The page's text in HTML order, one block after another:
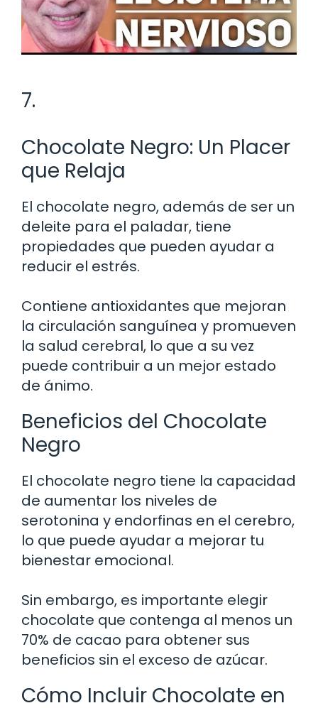
7.
Chocolate Negro: Un Placer
que Relaja
El chocolate negro, además de ser un
deleite para el paladar, tiene
propiedades que pueden ayudar a
reducir el estrés.
Contiene antioxidantes que mejoran
la circulación sanguínea y promueven
la salud cerebral, lo que a su vez
puede contribuir a un mejor estado
de ánimo.
Beneficios del Chocolate
Negro
El chocolate negro tiene la capacidad
de aumentar los niveles de
serotonina y endorfinas en el cerebro,
lo que puede ayudar a mejorar tu
bienestar emocional.
Sin embargo, es importante elegir
chocolate que contenga al menos un
70% de cacao para obtener sus
beneficios sin el exceso de azúcar.
Cómo Incluir Chocolate en